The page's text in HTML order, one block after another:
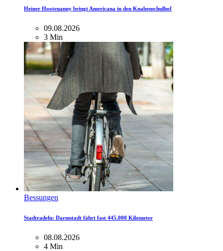
Heiner Hootenanny bringt Americana in den Knabenschulhof
09.08.2026
3 Min
Bessungen
Stadtradeln: Darmstadt fährt fast 445.000 Kilometer
08.08.2026
4 Min